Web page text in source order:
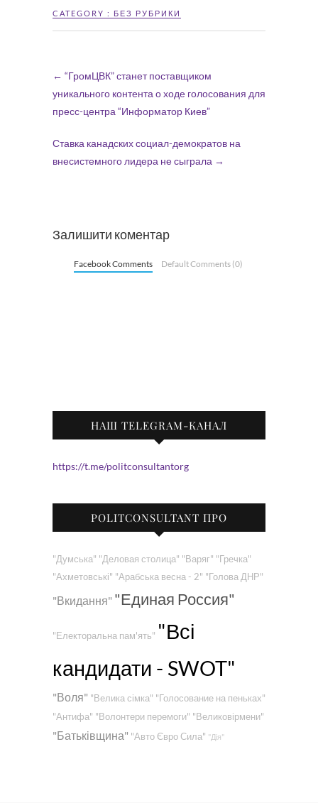
CATEGORY : БЕЗ РУБРИКИ
← “ГромЦВК” станет поставщиком
уникального контента о ходе голосования для
пресс-центра “Информатор Киев”
Ставка канадских социал-демократов на
внесистемного лидера не сыграла →
Залишити коментар
Facebook Comments Default Comments (0)
НАШ TELEGRAM-КАНАЛ
https://t.me/politconsultantorg
POLITCONSULTANT ПРО
"Думська" "Деловая столица" "Варяг" "Гречка"
"Ахметовські" "Арабська весна - 2" "Голова ДНР"
"Вкидання" "Единая Россия"
"Електоральна пам'ять" "Всі
кандидати - SWOT"
"Воля" "Велика сімка" "Голосование на пеньках"
"Антифа" "Волонтери перемоги" "Великовірмени"
"Батьківщина" "Авто Євро Сила" "Дія"